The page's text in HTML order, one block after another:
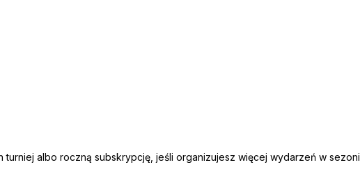
albo roczną subskrypcję, jeśli organizujesz więcej wydarzeń w